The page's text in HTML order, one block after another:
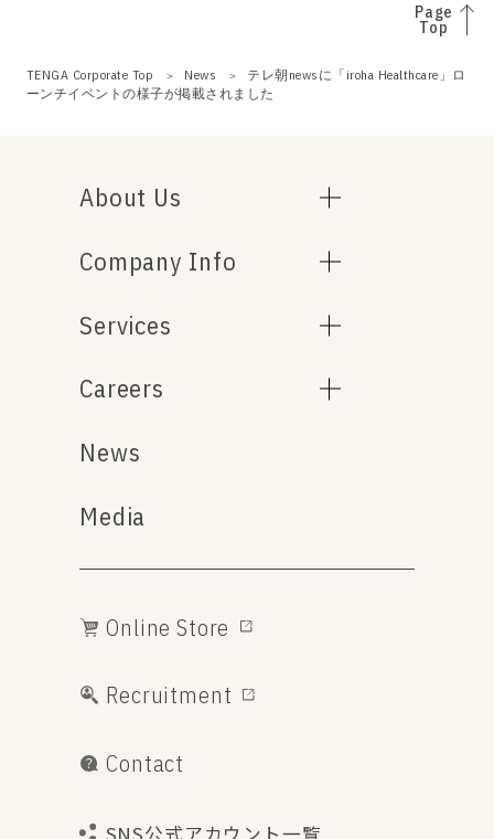
Page
Top
TENGA Corporate Top News
テレ朝newsに「iroha Healthcare」ロ
ーンチイベントの様子が掲載されました
Online Store
Recruitment
Contact
SNS公式アカウント一覧
About Us
Company Info
Services
Careers
News
Media